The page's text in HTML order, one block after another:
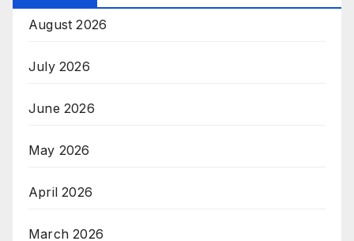
August 2026
July 2026
June 2026
May 2026
April 2026
March 2026